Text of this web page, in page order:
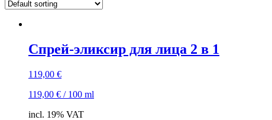
Спрей-эликсир для лица 2 в 1
119,00 €
119,00 € / 100 ml
incl. 19% VAT